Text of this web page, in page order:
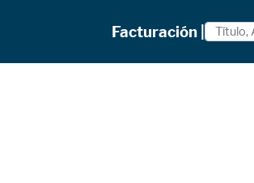
Facturación |